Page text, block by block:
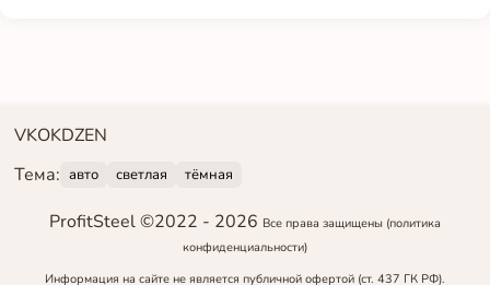
VKOKDZEN
Тема: авто светлая тёмная
ProfitSteel ©2022 - 2026 Все права защищены (политика
конфиденциальности)
Информация на сайте не является публичной офертой (ст. 437 ГК РФ).